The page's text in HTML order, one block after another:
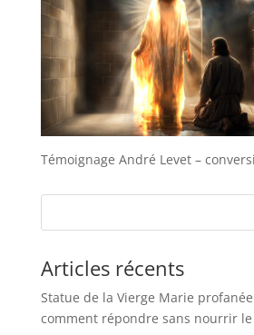
Témoignage André Levet –
Articles récents
Statue de la Vierge Marie
comment répondre sans nourrir le